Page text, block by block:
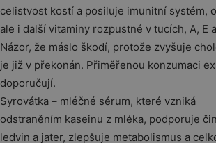
celistvost kostí a posiluje imunitní systém,
ale i další vitaminy rozpustné v tucích, A, E
Názor, že máslo škodí, protože zvyšuje
je již v překonán. Přiměřenou konzumaci
doporučují.
Syrovátka – mléčné sérum, které vzniká
odstraněním kaseinu z mléka, podporuje
ledvin a jater, zlepšuje metabolismus a